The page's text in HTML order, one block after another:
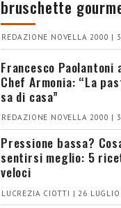
bruschette
REDAZIONE NOVELLA 2000 |
Francesco
Chef Armonia: “La
sa di casa”
REDAZIONE NOVELLA 2000 |
Pressione bassa?
sentirsi meglio: 5
veloci
LUCREZIA CIOTTI | 26